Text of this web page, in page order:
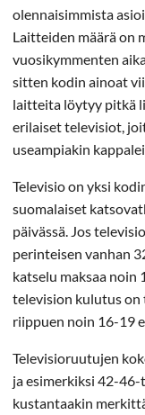
olennaisimmista
Laitteiden määrä on
vuosikymmenten
sitten kodin ainoat
laitteita löytyy pitkä
erilaiset televisiot,
useampiakin
Televisio on yksi
suomalaiset
päivässä. Jos
perinteisen vanhan
katselu maksaa noin
television kulutus on
riippuen noin 16-19
Televisioruutujen
ja esimerkiksi 42-
kustantaakin